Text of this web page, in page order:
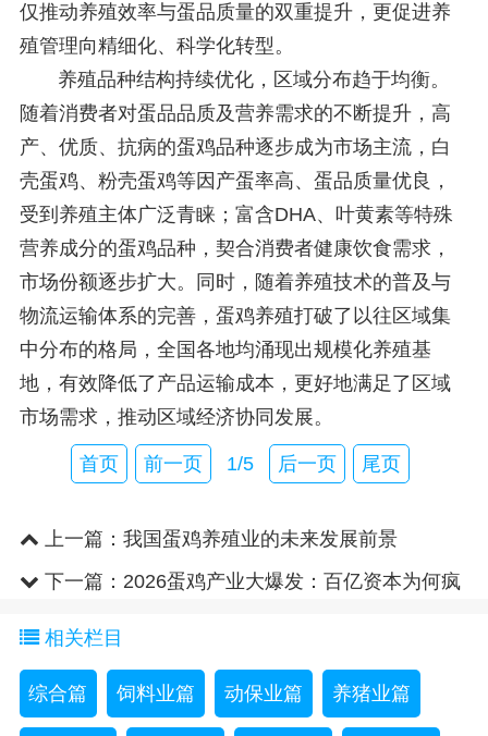
仅推动养殖效率与蛋品质量的双重提升，更促进养
殖管理向精细化、科学化转型。
养殖品种结构持续优化，区域分布趋于均衡。
随着消费者对蛋品品质及营养需求的不断提升，高
产、优质、抗病的蛋鸡品种逐步成为市场主流，白
壳蛋鸡、粉壳蛋鸡等因产蛋率高、蛋品质量优良，
受到养殖主体广泛青睐；富含DHA、叶黄素等特殊
营养成分的蛋鸡品种，契合消费者健康饮食需求，
市场份额逐步扩大。同时，随着养殖技术的普及与
物流运输体系的完善，蛋鸡养殖打破了以往区域集
中分布的格局，全国各地均涌现出规模化养殖基
地，有效降低了产品运输成本，更好地满足了区域
市场需求，推动区域经济协同发展。
首页 前一页 1/5 后一页 尾页
上一篇： 我国蛋鸡养殖业的未来发展前景
下一篇： 2026蛋鸡产业大爆发：百亿资本为何疯
相关栏目
综合篇 饲料业篇 动保业篇 养猪业篇